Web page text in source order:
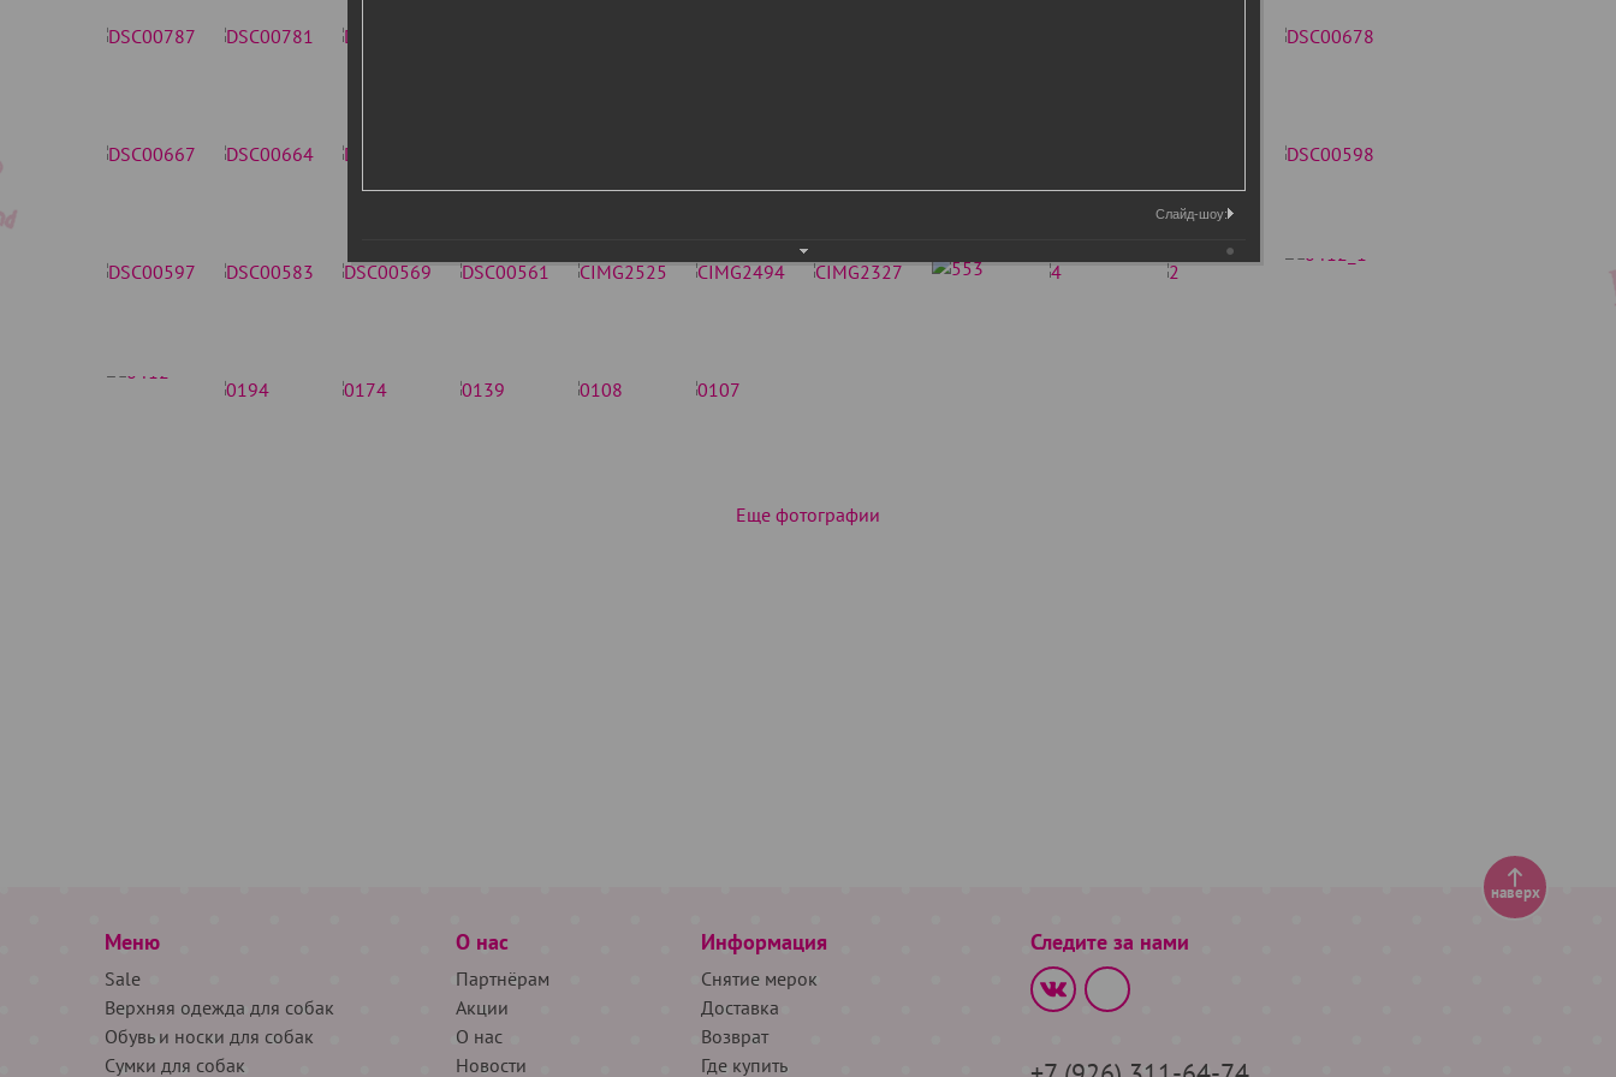
Еще фотографии
Меню
Sale
Верхняя одежда для собак
Обувь и носки для собак
Сумки для собак
О нас
Партнёрам
Акции
О нас
Новости
Информация
Снятие мерок
Доставка
Возврат
Где купить
Следите за нами
наверх
Слайд-шоу: